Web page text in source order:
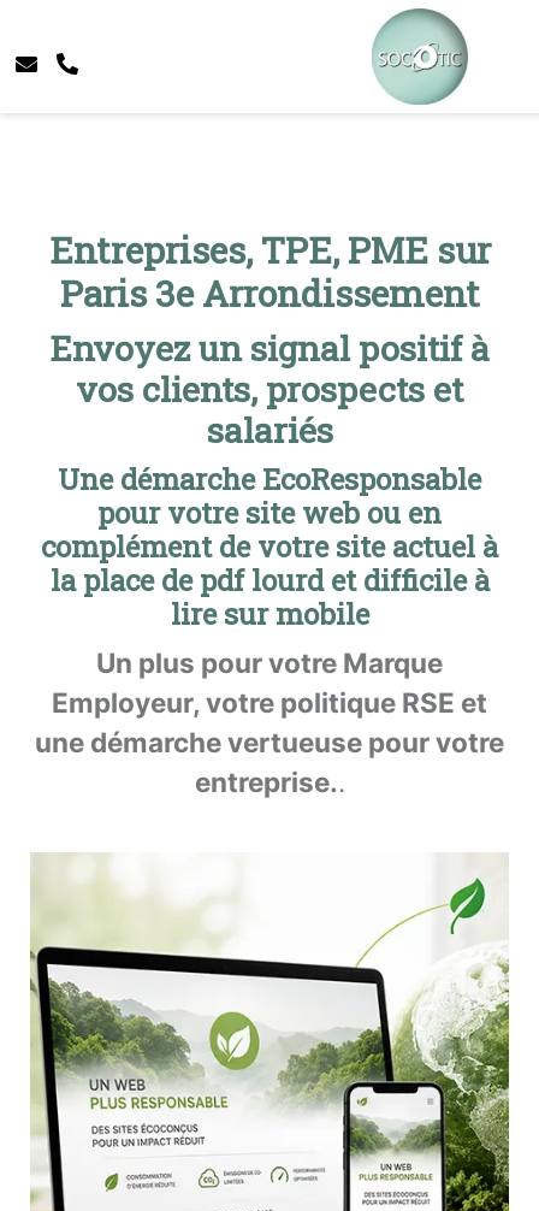
Entreprises, TPE, PME sur
Paris 3e Arrondissement
Envoyez un signal positif à
vos clients, prospects et
salariés
Une démarche EcoResponsable
pour votre site web ou en
complément de votre site actuel à
la place de pdf lourd et difficile à
lire sur mobile
Un plus pour votre Marque
Employeur, votre politique RSE et
une démarche vertueuse pour votre
entreprise..